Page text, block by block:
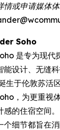
情或申请媒体
Soho
是专为现代
能设计、无缝
生于伦敦苏活
，为更重视
感的住宿空间
个细节都旨在